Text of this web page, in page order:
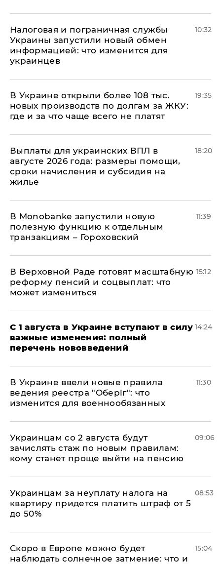
Налоговая и пограничная службы
Украины запустили новый обмен
информацией: что изменится для
украинцев
10:32
В Украине открыли более 108 тыс.
новых производств по долгам за ЖКУ:
где и за что чаще всего не платят
19:35
Выплаты для украинских ВПЛ в
августе 2026 года: размеры помощи,
сроки начисления и субсидия на
жилье
18:20
В Мonobankе запустили новую
полезную функцию к отдельным
транзакциям – Гороховский
11:39
В Верховной Раде готовят масштабную
реформу пенсий и соцвыплат: что
может измениться
15:12
С 1 августа в Украине вступают в силу
важные изменения: полный
перечень нововведений
14:24
В Украине ввели новые правила
ведения реестра "Оберіг": что
изменится для военнообязанных
11:30
Украинцам со 2 августа будут
зачислять стаж по новым правилам:
кому станет проще выйти на пенсию
09:06
Украинцам за неуплату налога на
квартиру придется платить штраф от 5
до 50%
08:53
Скоро в Европе можно будет
наблюдать солнечное затмение: что и
15:04